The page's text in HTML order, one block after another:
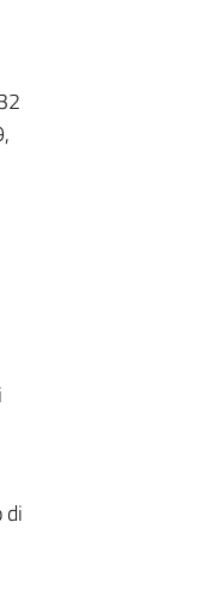
di